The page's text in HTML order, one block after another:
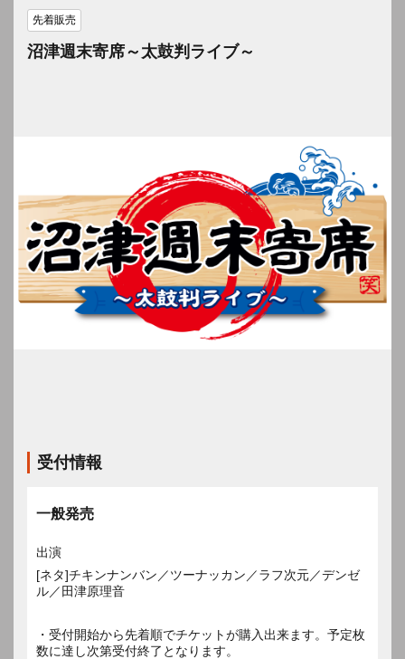
先着販売
沼津週末寄席～太鼓判ライブ～
受付情報
一般発売
出演
[ネタ]チキンナンバン／ツーナッカン／ラフ次元／デンゼ
ル／田津原理音
・受付開始から先着順でチケットが購入出来ます。予定枚
数に達し次第受付終了となります。